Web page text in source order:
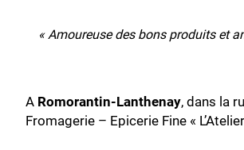
« Amoureuse des bons produits et
A Romorantin-Lanthenay, dans la
Fromagerie – Epicerie Fine «